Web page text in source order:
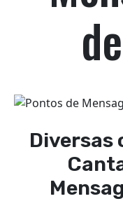
Diversas